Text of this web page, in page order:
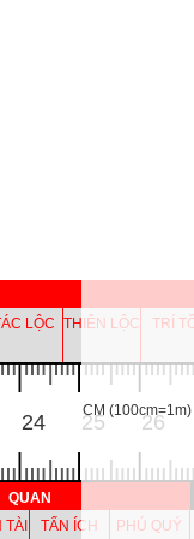
CM (100cm=1m)
LỘC THIÊN LỘC TRÍ
24 25 26
QUAN
TÀI TẤN ÍCH PHÚ QUÝ